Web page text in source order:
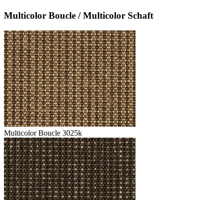
Multicolor Boucle / Multicolor Schaft
Multicolor Boucle 3025k